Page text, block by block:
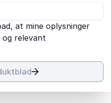
at mine oplysninger
og relevant